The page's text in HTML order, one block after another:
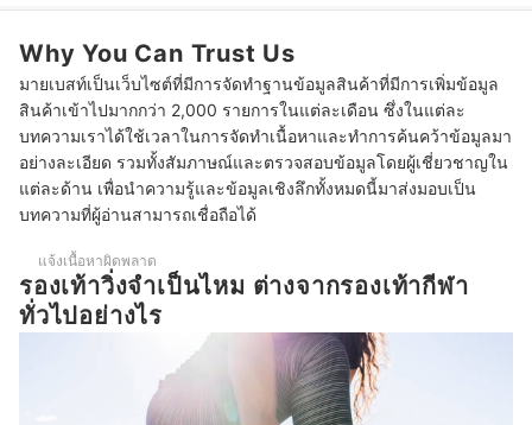
แผ่นคาร์บอนเสริม
10 รองเท้าวิ่ง แนะนำ วิ่งออกกำลัง มาราธอน
วิธีวัดไซซ์รองเท้าวิ่งให้พอดี
เคล็ดลับการดูแลรักษารองเท้าวิ่ง
Why You Can Trust Us
มายเบสท์เป็นเว็บไซต์ที่มีการจัดทำฐานข้อมูลสินค้าที่มีการเพิ่มข้อมูล
สินค้าเข้าไปมากกว่า 2,000 รายการในแต่ละเดือน ซึ่งในแต่ละ
บทความเราได้ใช้เวลาในการจัดทำเนื้อหาและทำการค้นคว้าข้อมูลมา
อย่างละเอียด รวมทั้งสัมภาษณ์และตรวจสอบข้อมูลโดยผู้เชี่ยวชาญใน
แต่ละด้าน เพื่อนำความรู้และข้อมูลเชิงลึกทั้งหมดนี้มาส่งมอบเป็น
บทความที่ผู้อ่านสามารถเชื่อถือได้
แจ้งเนื้อหาผิดพลาด
รองเท้าวิ่งจําเป็นไหม ต่างจากรองเท้ากีฬา
ทั่วไปอย่างไร